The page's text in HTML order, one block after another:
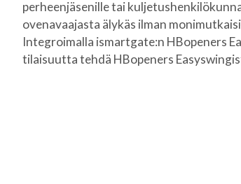
perheenjäsenille tai
ovenavaajasta älykäs ilman
Integroimalla ismartgate:n HBopeners
tilaisuutta tehdä HBopeners